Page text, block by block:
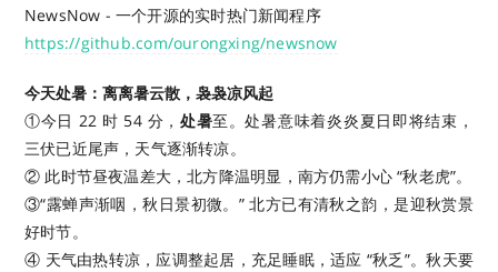
NewsNow - 一个开源的实时热门新闻程序
https://github.com/ourongxing/newsnow
今天处暑：离离暑云散，袅袅凉风起
①今日 22 时 54 分，处暑至。处暑意味着炎炎夏日即将结束，
三伏已近尾声，天气逐渐转凉。
② 此时节昼夜温差大，北方降温明显，南方仍需小心 “秋老虎”。
③“露蝉声渐咽，秋日景初微。” 北方已有清秋之韵，是迎秋赏景
好时节。
④ 天气由热转凉，应调整起居，充足睡眠，适应 “秋乏”。秋天要